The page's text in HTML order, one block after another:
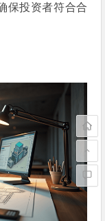
保投资者符合合